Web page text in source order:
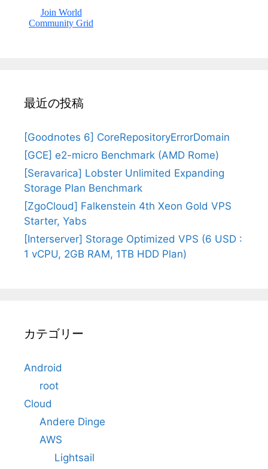
最近の投稿
[Goodnotes 6] CoreRepositoryErrorDomain
[GCE] e2-micro Benchmark (AMD Rome)
[Seravarica] Lobster Unlimited Expanding
Storage Plan Benchmark
[ZgoCloud] Falkenstein 4th Xeon Gold VPS
Starter, Yabs
[Interserver] Storage Optimized VPS (6 USD :
1 vCPU, 2GB RAM, 1TB HDD Plan)
カテゴリー
Android
root
Cloud
Andere Dinge
AWS
Lightsail